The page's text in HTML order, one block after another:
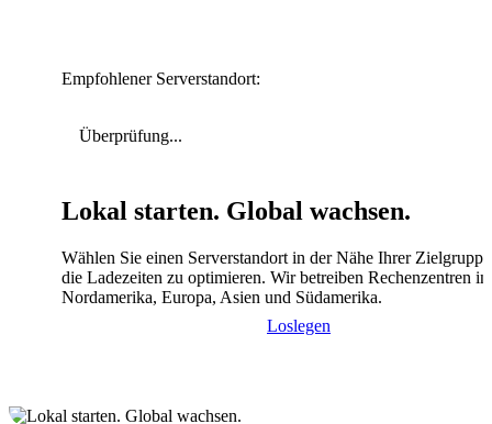
Empfohlener Serverstandort:
Überprüfung...
Lokal starten. Global wachsen.
Wählen Sie einen Serverstandort in der Nähe Ihrer
die Ladezeiten zu optimieren. Wir betreiben Rechenzentren in
Nordamerika, Europa, Asien und Südamerika.
Loslegen